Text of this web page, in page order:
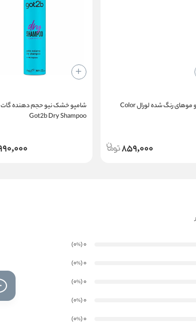
شامپو موهای رنگ شده لورال Color
859,000
شامپو خشک نیو حجم دهنده گات
Got2b Dry Shampoo
0
(0
%
)
0
(0
%
)
0
(0
%
)
0
(0
%
)
0
(0
%
)